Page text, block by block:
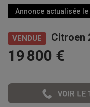
Annonce actualisée
VENDUE Citroen
19 800 €